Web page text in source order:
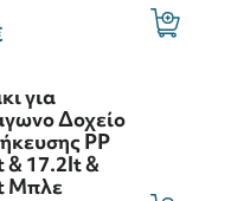
για
Δοχείο
PP
& 17.2lt &
Μπλε